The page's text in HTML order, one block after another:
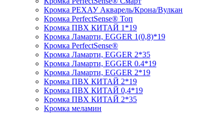
Кромка PЕХАУ Акварель/Крона/Вулкан
Кромка PerfectSense® Топ
Кромка ПВХ КИТАЙ 1*19
Кромка Ламарти, EGGER 1(0,8)*19
Кромка PerfectSense®
Кромка Ламарти, EGGER 2*35
Кромка Ламарти, EGGER 0.4*19
Кромка Ламарти, EGGER 2*19
Кромка ПВХ КИТАЙ 2*19
Кромка ПВХ КИТАЙ 0,4*19
Кромка ПВХ КИТАЙ 2*35
Кромка меламин